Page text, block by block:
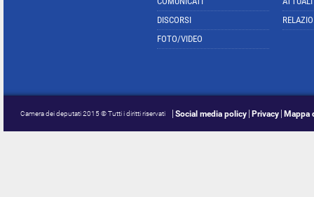
DISCORSI
FOTO/VIDEO
Camera dei deputati 2015 © Tutti i diritti riservati Social media policy Privacy Mappa